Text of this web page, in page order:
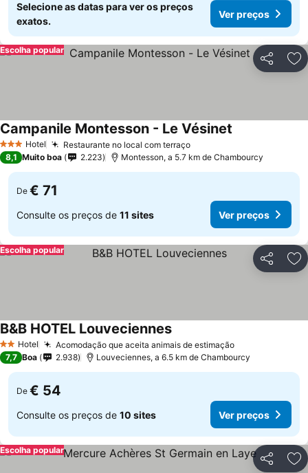
Selecione as datas para ver os preços
exatos.
Ver preços
Partilhar
Escolha popular
3 EstrelasHotel Restaurante no local com terraçoVer preços
Campanile Montesson - Le Vésinet
8,1 Muito boa 2.223 Montesson, a 5.7 km de Chambourcy
De € 71
Consulte os preços de 11 sites Ver preços
Partilhar
Escolha popular
2 Estrelas
Hotel Acomodação que aceita animais de estimaçãoVer preços
B&B HOTEL LouveciennesVer preços
7,7 Boa 2.938 Louveciennes, a 6.5 km de Chambourcy
De € 54
Consulte os preços de 10 sites Ver preços
Partilhar
Escolha popular